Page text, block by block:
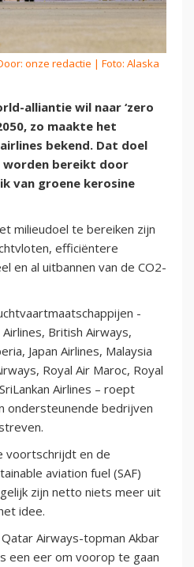
onze redactie | Foto: Alaska
alliantie wil naar ‘zero
zo maakte het
bekend. Dat doel
bereikt door
van groene kerosine
milieudoel te bereiken zijn
efficiëntere
en al uitbannen van de CO2-
-
British Airways,
Japan Airlines, Malaysia
Royal Air Maroc, Royal
Airlines – roept
ondersteunende bedrijven
voortschrijdt en de
aviation fuel (SAF)
zijn netto niets meer uit
idee.
Airways-topman Akbar
een eer om voorop te gaan